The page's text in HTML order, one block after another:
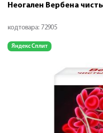
Неогален Вербена
код товара: 72905
Яндекс Сплит